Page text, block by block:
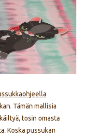
Tämän mallisia
tosin omasta
Koska pussukan